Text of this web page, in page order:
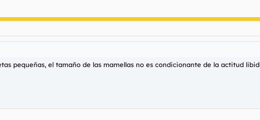
pequeñas, el tamaño de las mamellas no es condicionante de la actitud